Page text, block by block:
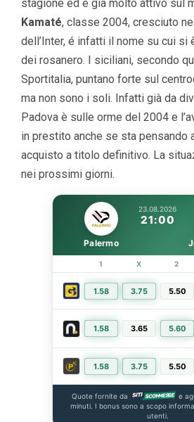
stagione ed è già molto attivo sul
Kamaté, classe 2004, cresciuto
dell’Inter, é infatti il nome su cui si
dei rosanero. I siciliani, secondo
Sportitalia, puntano forte sul
ma non sono i soli. Infatti già da
Padova è sulle orme del 2004 e
in prestito anche se sta pensando
acquisto a titolo definitivo. La
nei prossimi giorni.
23.08.2026
21:00
Palermo
1 X 2
1.58 3.75 5.50
1.58 3.65 5.60
1.58 3.75 5.50
Quote fornite da
e
minuti. I bonus sono a scopo
utenti.